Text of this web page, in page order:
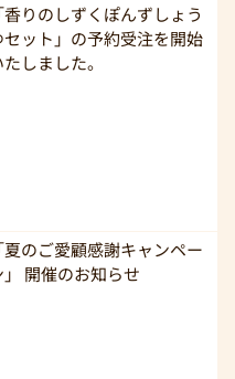
香りのしずくぽんずしょう
セット」の予約受注を開始
たしました。
夏のご愛顧感謝キャンペー
」 開催のお知らせ